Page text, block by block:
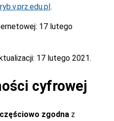
.
17 lutego
17 lutego 2021.
cyfrowej
częściowo zgodna z